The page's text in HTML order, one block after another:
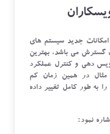
جدید سیستم های
گسترش می باشد، بهترین
دهی و کنترل عملکرد
مثال در همین زمان کم
به طور کامل تغییر داده
نمود: